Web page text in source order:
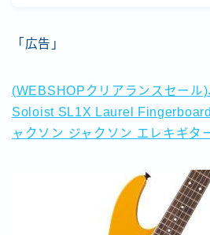
「広告」
(WEBSHOPクリアランスセー
Soloist SL1X Laurel
ャクソン ジャクソン エレキギタ